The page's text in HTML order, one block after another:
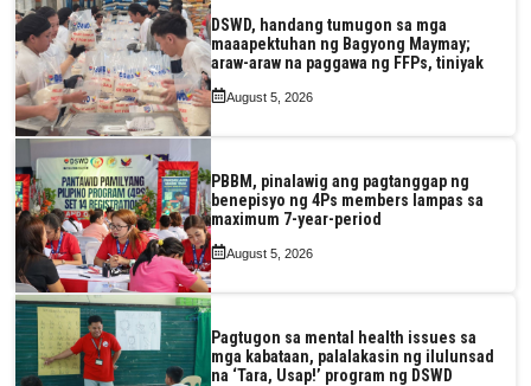
DSWD, handang tumugon sa mga
maaapektuhan ng Bagyong Maymay;
araw-araw na paggawa ng FFPs, tiniyak
August 5, 2026
PBBM, pinalawig ang pagtanggap ng
benepisyo ng 4Ps members lampas sa
maximum 7-year-period
August 5, 2026
Pagtugon sa mental health issues sa
mga kabataan, palalakasin ng ilulunsad
na ‘Tara, Usap!’ program ng DSWD